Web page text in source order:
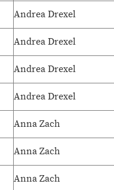
Andrea Drexel
Andrea Drexel
Andrea Drexel
Andrea Drexel
Anna Zach
Anna Zach
Anna Zach